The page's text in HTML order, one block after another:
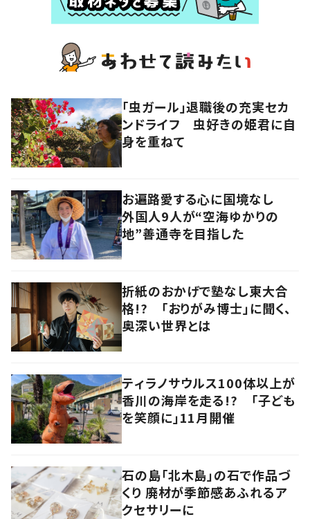
「虫ガール」退職後の充実セカ
ンドライフ 虫好きの姫君に自
身を重ねて
お遍路愛する心に国境なし
外国人9人が“空海ゆかりの
地”善通寺を目指した
折紙のおかげで塾なし東大合
格!? 「おりがみ博士」に聞く、
奥深い世界とは
ティラノサウルス100体以上が
香川の海岸を走る!? 「子ども
を笑顔に」11月開催
石の島「北木島」の石で作品づ
くり 廃材が季節感あふれるア
クセサリーに